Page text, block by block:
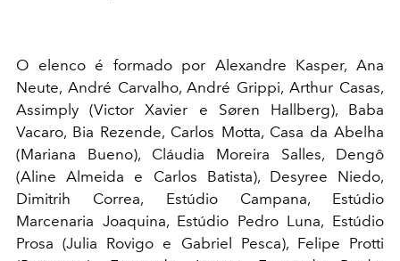
O elenco é formado por Alexandre Kasper, Ana
Neute, André Carvalho, André Grippi, Arthur Casas,
Assimply (Victor Xavier e Søren Hallberg), Baba
Vacaro, Bia Rezende, Carlos Motta, Casa da Abelha
(Mariana Bueno), Cláudia Moreira Salles, Dengô
(Aline Almeida e Carlos Batista), Desyree Niedo,
Dimitrih Correa, Estúdio Campana, Estúdio
Marcenaria Joaquina, Estúdio Pedro Luna, Estúdio
Prosa (Julia Rovigo e Gabriel Pesca), Felipe Protti